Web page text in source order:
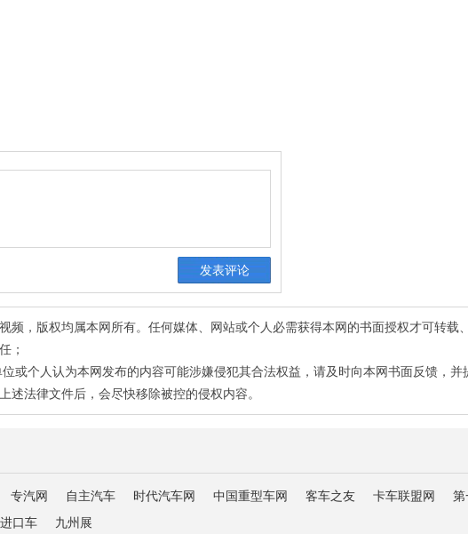
，版权均属本网所有。任何媒体、网站或个人必需获得本网的书面授权才可转载
；
或个人认为本网发布的内容可能涉嫌侵犯其合法权益，请及时向本网书面反馈，并
述法律文件后，会尽快移除被控的侵权内容。
专汽网 自主汽车 时代汽车网 中国重型车网 客车之友 卡车联盟网
第
口车 九州展